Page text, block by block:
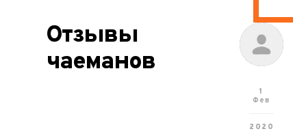
Отзывы
чаеманов
1
Фев
2020